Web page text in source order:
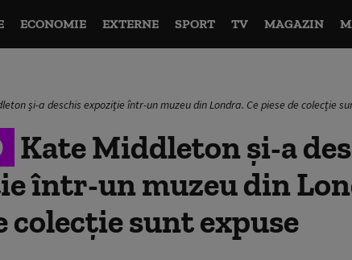
ECONOMIE EXTERNE SPORT TV MAGAZIN
și-a deschis expoziție într-un muzeu din Londra. Ce piese de colecție
Kate Middleton și-a
într-un muzeu din
colecție sunt expuse